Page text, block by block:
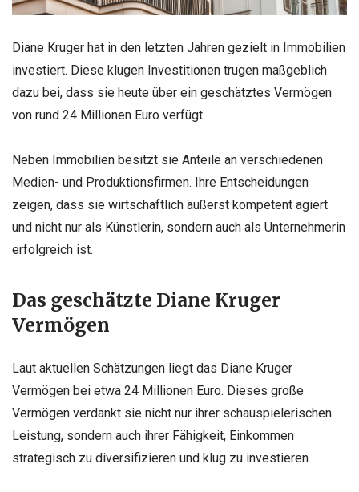
Diane Kruger hat in den letzten Jahren gezielt in Immobilien
investiert. Diese klugen Investitionen trugen maßgeblich
dazu bei, dass sie heute über ein geschätztes Vermögen
von rund 24 Millionen Euro verfügt.
Neben Immobilien besitzt sie Anteile an verschiedenen
Medien- und Produktionsfirmen. Ihre Entscheidungen
zeigen, dass sie wirtschaftlich äußerst kompetent agiert
und nicht nur als Künstlerin, sondern auch als Unternehmerin
erfolgreich ist.
Das geschätzte Diane Kruger
Vermögen
Laut aktuellen Schätzungen liegt das Diane Kruger
Vermögen bei etwa 24 Millionen Euro. Dieses große
Vermögen verdankt sie nicht nur ihrer schauspielerischen
Leistung, sondern auch ihrer Fähigkeit, Einkommen
strategisch zu diversifizieren und klug zu investieren.